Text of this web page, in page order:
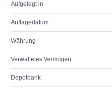
Aufgelegt in
Auflagedatum
Währung
Verwaltetes Vermögen
Depotbank